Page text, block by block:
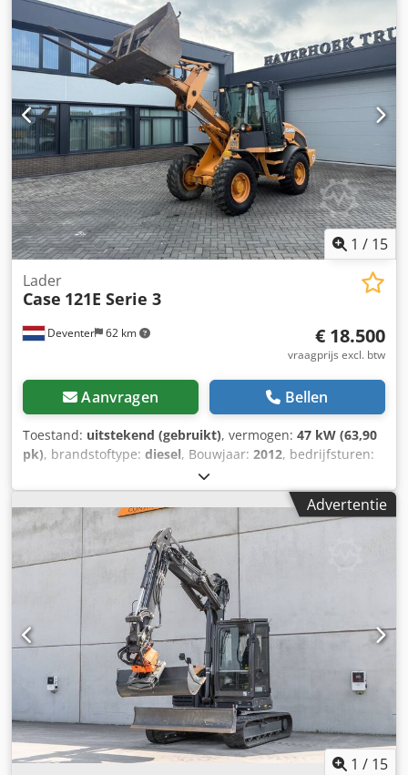
Nds Ahuef Aantal cilinders: 4 Leeggewicht: 22.600 kg
Functioneel Werkbreedte: 300 cm CE-markering: ja Staat
Technische staat: zeer goed Optische staat: zeer goed
Financiële informatie Prijs: op aanvraag Garantie Garantie:
Van eerste eigenaar, volledig dealeronderhouden, direct
inzetbaar! - 80% rupsloopwerk - Inclusief 3 bakken: 1300
mm, 450 mm en 2000 mm slotenbak - Optioneel met
TOPCON 3D-systeem uit 2021
1 / 15
Deventer 62 km
Lader
Case 121E Serie 3
€ 18.500
vraagprijs excl. btw
Aanvragen Bellen
Toestand: uitstekend (gebruikt), vermogen: 47 kW (63,90
pk), brandstoftype: diesel, Bouwjaar: 2012, bedrijfsturen:
, = Overige opties en accessoires = - Bediening met
2 pedalen - Afgesloten cabine = Opmerkingen = CASE 121E
Serie 3 – bouwjaar 2012 – 1.060 bedrijfsuren CASE 121E
Serie 3 wiellader, bouwjaar 2012. De machine verkeert in
goede staat en heeft slechts 1.060 bedrijfsuren. De
machine verkeert zowel technisch als optisch in goede
staat. Hij is geschikt voor diverse toepassingen en is direct
inzetbaar. Kenmerken: * Bouwjaar: 2012 Csdpfx Aezrd
Uaehusrf * Slechts 1.060 bedrijfsuren * Goede technische
en optische staat * Direct inzetbaar Neem contact met ons
op voor meer informatie of om een bezichtiging in te
plannen. = Overige informatie = Bouwjaar: 2012
Leeggewicht: 5.800 kg Laadvermogen: 1.540 kg Maximaal
toelaatbaar gewicht: 7.340 kg Technische staat: zeer goed
Optische staat: zeer goed Serienummer:
FNH121ESNCHP00140 Neem contact op met Gerrit
Advertentie
1 / 15